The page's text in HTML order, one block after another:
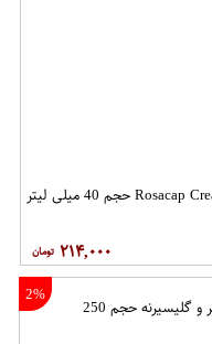
۲۱۴,۰۰۰
2%
کرم مرطوب کننده باباریا مدل عصاره جو دو سر و گلیسیرنه حجم 250